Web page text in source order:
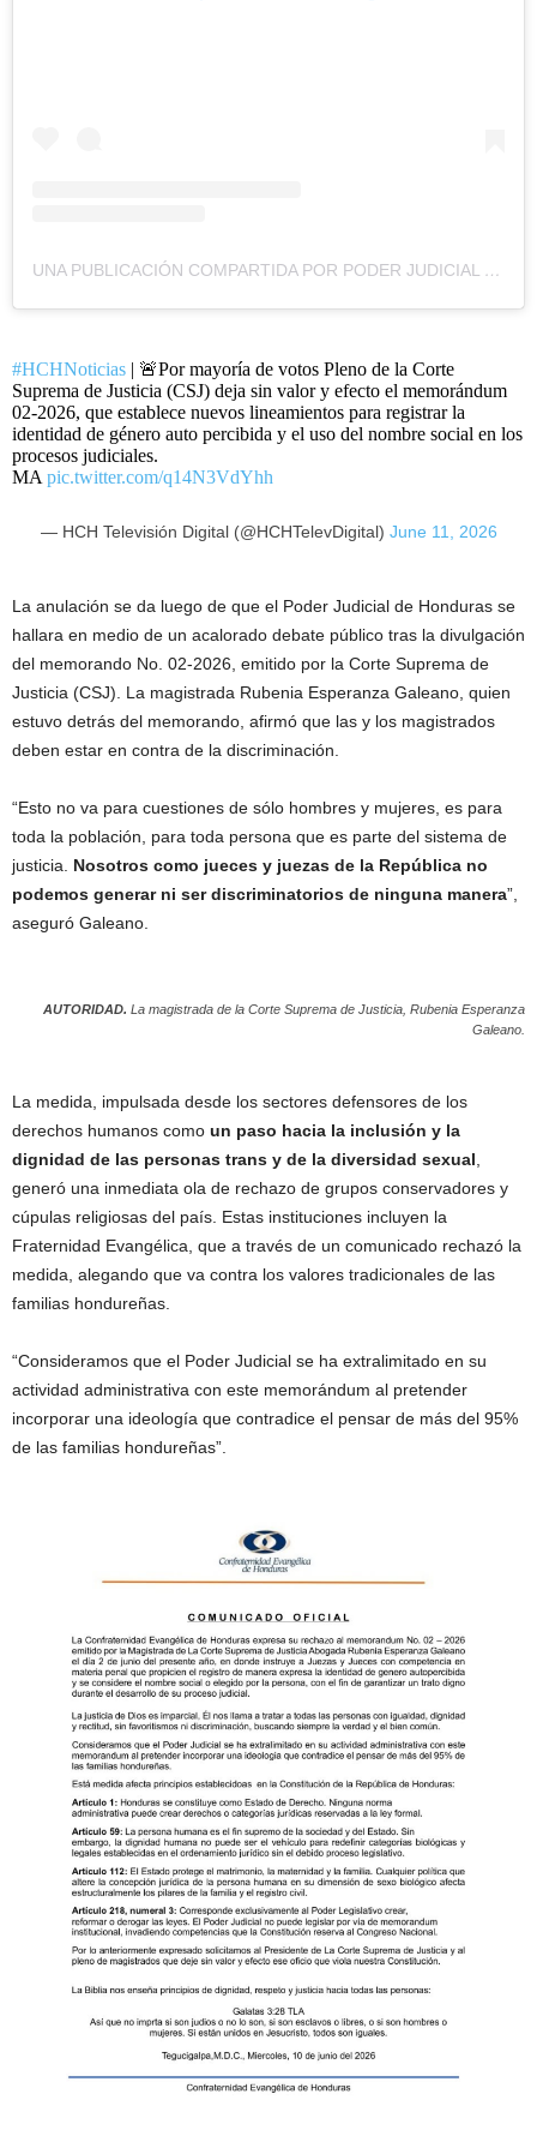
UNA PUBLICACIÓN COMPARTIDA POR PODER JUDICIAL HN (@PODERJUDICIALHONDURAS)
#HCHNoticias | 🚨Por mayoría de votos Pleno de la Corte
Suprema de Justicia (CSJ) deja sin valor y efecto el memorándum
02-2026, que establece nuevos lineamientos para registrar la
identidad de género auto percibida y el uso del nombre social en los
procesos judiciales.
MA pic.twitter.com/q14N3VdYhh
— HCH Televisión Digital (@HCHTelevDigital) June 11, 2026
La anulación se da luego de que el Poder Judicial de Honduras se
hallara en medio de un acalorado debate público tras la divulgación
del memorando No. 02-2026, emitido por la Corte Suprema de
Justicia (CSJ). La magistrada Rubenia Esperanza Galeano, quien
estuvo detrás del memorando, afirmó que las y los magistrados
deben estar en contra de la discriminación.
“Esto no va para cuestiones de sólo hombres y mujeres, es para
toda la población, para toda persona que es parte del sistema de
justicia. Nosotros como jueces y juezas de la República no
podemos generar ni ser discriminatorios de ninguna manera”,
aseguró Galeano.
AUTORIDAD. La magistrada de la Corte Suprema de Justicia, Rubenia Esperanza
Galeano.
La medida, impulsada desde los sectores defensores de los
derechos humanos como un paso hacia la inclusión y la
dignidad de las personas trans y de la diversidad sexual
generó una inmediata ola de rechazo de grupos conservadores y
cúpulas religiosas del país. Estas instituciones incluyen la
Fraternidad Evangélica, que a través de un comunicado rechazó la
medida, alegando que va contra los valores tradicionales de las
familias hondureñas.
“Consideramos que el Poder Judicial se ha extralimitado en su
actividad administrativa con este memorándum al pretender
incorporar una ideología que contradice el pensar de más del 95%
de las familias hondureñas”.